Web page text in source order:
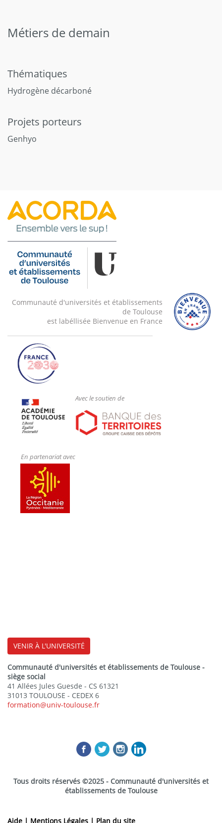
Métiers de demain
Thématiques
Hydrogène décarboné
Projets porteurs
Genhyo
Communauté d'universités et établissements
de Toulouse
est labéllisée Bienvenue en France
Avec le soutien de
En partenariat avec
VENIR À L'UNIVERSITÉ
Communauté d'universités et établissements de Toulouse -
siège social
41 Allées Jules Guesde - CS 61321
31013 TOULOUSE - CEDEX 6
formation@univ-toulouse.fr
Tous droits réservés ©2025 - Communauté d'universités et
établissements de Toulouse
Aide | Mentions Légales | Plan du site